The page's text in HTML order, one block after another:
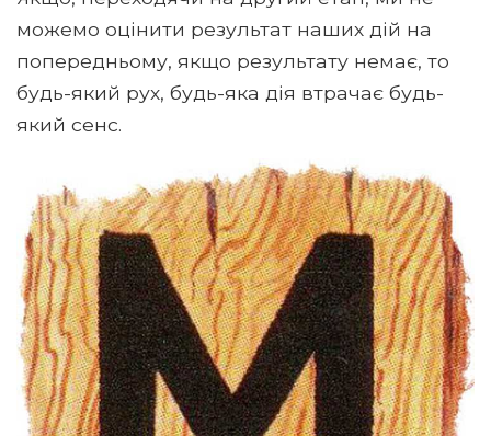
можемо оцінити результат наших дій на
попередньому, якщо результату немає, то
будь-який рух, будь-яка дія втрачає будь-
який сенс.